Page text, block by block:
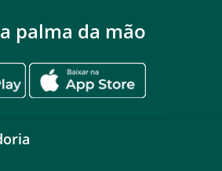
palma da mão